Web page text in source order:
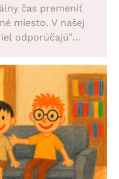
čas premeniť
miesto. V našej
odporúčajú“
tú pravú